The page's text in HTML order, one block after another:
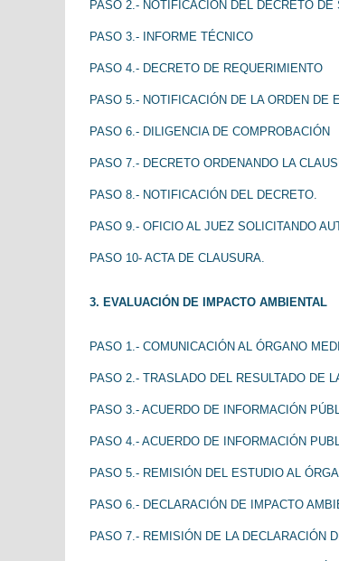
PASO 2.- NOTIFICACIÓN DEL DECRETO DE
PASO 3.- INFORME TÉCNICO
PASO 4.- DECRETO DE REQUERIMIENTO
PASO 5.- NOTIFICACIÓN DE LA ORDEN DE
PASO 6.- DILIGENCIA DE COMPROBACIÓN
PASO 7.- DECRETO ORDENANDO LA
PASO 8.- NOTIFICACIÓN DEL DECRETO.
PASO 9.- OFICIO AL JUEZ SOLICITANDO
PASO 10- ACTA DE CLAUSURA.
3. EVALUACIÓN DE IMPACTO AMBIENTAL
PASO 1.- COMUNICACIÓN AL ÓRGANO
PASO 2.- TRASLADO DEL RESULTADO DE
PASO 3.- ACUERDO DE INFORMACIÓN
PASO 4.- ACUERDO DE INFORMACIÓN
PASO 5.- REMISIÓN DEL ESTUDIO AL
PASO 6.- DECLARACIÓN DE IMPACTO
PASO 7.- REMISIÓN DE LA DECLARACIÓN